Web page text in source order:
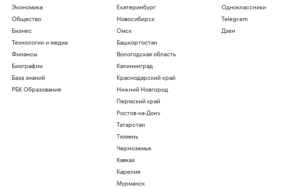
Экономика
Общество
Бизнес
Технологии и медиа
Финансы
Биографии
База знаний
РБК Образование
Екатеринбург
Новосибирск
Омск
Башкортостан
Вологодская область
Калининград
Краснодарский край
Нижний Новгород
Пермский край
Ростов-на-Дону
Татарстан
Тюмень
Черноземье
Кавказ
Карелия
Мурманск
Одноклассники
Telegram
Дзен